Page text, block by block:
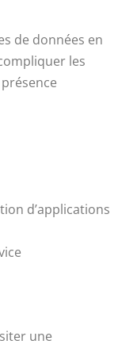
de données en
les
d’applications
une